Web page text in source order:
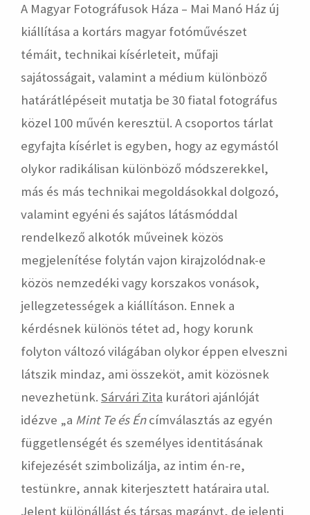
A Magyar Fotográfusok Háza – Mai Manó Ház új
kiállítása a kortárs magyar fotóművészet
témáit, technikai kísérleteit, műfaji
sajátosságait, valamint a médium különböző
határátlépéseit mutatja be 30 fiatal fotográfus
közel 100 művén keresztül. A csoportos tárlat
egyfajta kísérlet is egyben, hogy az egymástól
olykor radikálisan különböző módszerekkel,
más és más technikai megoldásokkal dolgozó,
valamint egyéni és sajátos látásmóddal
rendelkező alkotók műveinek közös
megjelenítése folytán vajon kirajzolódnak-e
közös nemzedéki vagy korszakos vonások,
jellegzetességek a kiállításon. Ennek a
kérdésnek különös tétet ad, hogy korunk
folyton változó világában olykor éppen elveszni
látszik mindaz, ami összeköt, amit közösnek
nevezhetünk. Sárvári Zita kurátori ajánlóját
idézve „a Mint Te és Éncímválasztás az egyén
függetlenségét és személyes identitásának
kifejezését szimbolizálja, az intim én-re,
testünkre, annak kiterjesztett határaira utal.
Jelent különállást és társas magányt, de jelenti